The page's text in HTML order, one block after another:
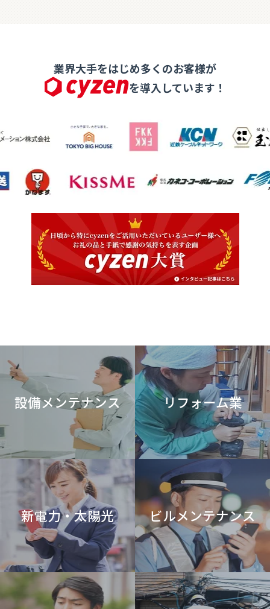
業界大手をはじめ多くのお客様が
を導入しています！
設備メンテナンス リフォーム業
新電力・太陽光 ビルメンテナンス